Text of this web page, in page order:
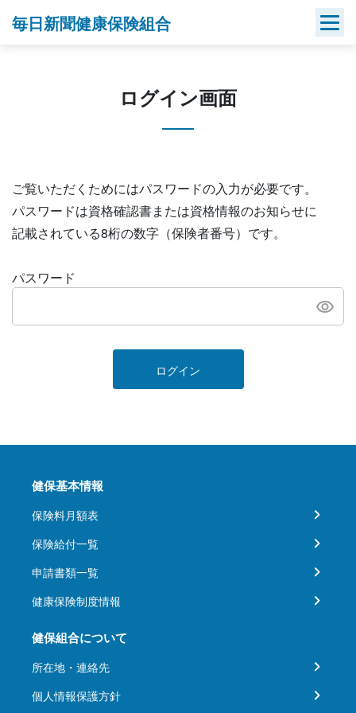
毎日新聞健康保険組合
ログイン画面
ご覧いただくためにはパスワードの入力が必要です。
パスワードは資格確認書または資格情報のお知らせに
記載されている8桁の数字（保険者番号）です。
パスワード
ログイン
健保基本情報
保険料月額表
保険給付一覧
申請書類一覧
健康保険制度情報
健保組合について
所在地・連絡先
個人情報保護方針